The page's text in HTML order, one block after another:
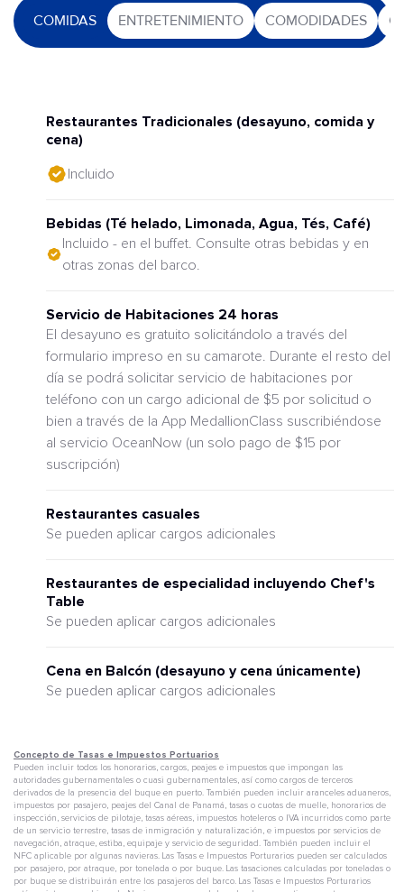
COMIDAS ENTRETENIMIENTO COMODIDADES
Restaurantes Tradicionales (desayuno, comida y
cena)
Incluido
Bebidas (Té helado, Limonada, Agua, Tés, Café)
Incluido - en el buffet. Consulte otras bebidas y en
otras zonas del barco.
Servicio de Habitaciones 24 horas
El desayuno es gratuito solicitándolo a través del
formulario impreso en su camarote. Durante el resto del
día se podrá solicitar servicio de habitaciones por
teléfono con un cargo adicional de $5 por solicitud o
bien a través de la App MedallionClass suscribiéndose
al servicio OceanNow (un solo pago de $15 por
suscripción)
Restaurantes casuales
Se pueden aplicar cargos adicionales
Restaurantes de especialidad incluyendo Chef's
Table
Se pueden aplicar cargos adicionales
Cena en Balcón (desayuno y cena únicamente)
Se pueden aplicar cargos adicionales
Concepto de Tasas e Impuestos Portuarios
Pueden incluir todos los honorarios, cargos, peajes e impuestos que impongan las
autoridades gubernamentales o cuasi gubernamentales, así como cargos de terceros
derivados de la presencia del buque en puerto. También pueden incluir aranceles aduaneros,
impuestos por pasajero, peajes del Canal de Panamá, tasas o cuotas de muelle, honorarios de
inspección, servicios de pilotaje, tasas aéreas, impuestos hoteleros o IVA incurridos como parte
de un servicio terrestre, tasas de inmigración y naturalización, e impuestos por servicios de
navegación, atraque, estiba, equipaje y servicio de seguridad. También pueden incluir el
NFC aplicable por algunas navieras. Las Tasas e Impuestos Porturarios pueden ser calculados
por pasajero, por atraque, por tonelada o por buque. Las tasaciones calculadas por toneladas o
por buque se distribuirán entre los pasajeros del barco. Las Tasas e Impuestos Porturarios